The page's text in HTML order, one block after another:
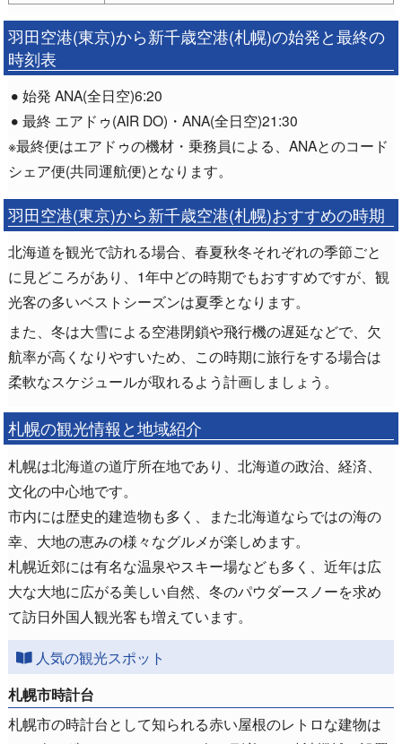
羽田空港(東京)から新千歳空港(札幌)の始発と最終の
時刻表
始発 ANA(全日空)6:20
最終 エアドゥ(AIR DO)・ANA(全日空)21:30
※最終便はエアドゥの機材・乗務員による、ANAとのコード
シェア便(共同運航便)となります。
羽田空港(東京)から新千歳空港(札幌)おすすめの時期
北海道を観光で訪れる場合、春夏秋冬それぞれの季節ごと
に見どころがあり、1年中どの時期でもおすすめですが、観
光客の多いベストシーズンは夏季となります。
また、冬は大雪による空港閉鎖や飛行機の遅延などで、欠
航率が高くなりやすいため、この時期に旅行をする場合は
柔軟なスケジュールが取れるよう計画しましょう。
札幌の観光情報と地域紹介
札幌は北海道の道庁所在地であり、北海道の政治、経済、
文化の中心地です。
市内には歴史的建造物も多く、また北海道ならではの海の
幸、大地の恵みの様々なグルメが楽しめます。
札幌近郊には有名な温泉やスキー場なども多く、近年は広
大な大地に広がる美しい自然、冬のパウダースノーを求め
て訪日外国人観光客も増えています。
人気の観光スポット
札幌市時計台
札幌市の時計台として知られる赤い屋根のレトロな建物は